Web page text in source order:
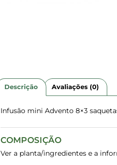
Descrição Avaliações (0)
Infusão mini Advento 8×3
COMPOSIÇÃO
Ver a planta/ingredientes e a